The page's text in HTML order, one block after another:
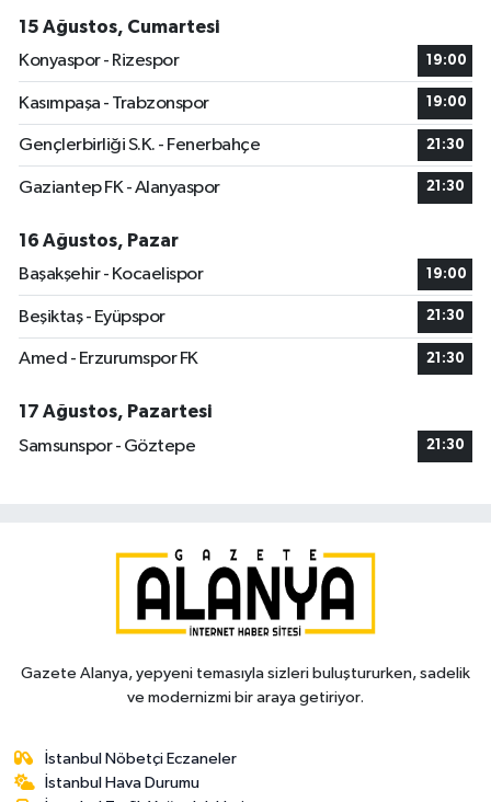
15 Ağustos, Cumartesi
Konyaspor - Rizespor
19:00
Kasımpaşa - Trabzonspor 19:00
Gençlerbirliği S.K. - Fenerbahçe 21:30
Gaziantep FK - Alanyaspor 21:30
16 Ağustos, Pazar
Başakşehir - Kocaelispor
19:00
Beşiktaş - Eyüpspor 21:30
Amed - Erzurumspor FK 21:30
17 Ağustos, Pazartesi
Samsunspor - Göztepe
21:30
Gazete Alanya, yepyeni temasıyla sizleri buluştururken, sadelik
ve modernizmi bir araya getiriyor.
İstanbul Nöbetçi Eczaneler
İstanbul Hava Durumu